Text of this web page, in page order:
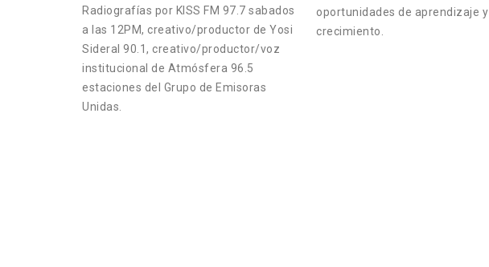
Radiografías por KISS FM 97.7 sabados
a las 12PM, creativo/productor de Yosi
Sideral 90.1, creativo/productor/voz
institucional de Atmósfera 96.5
estaciones del Grupo de Emisoras
Unidas.
oportunidades de aprendizaje y
crecimiento.